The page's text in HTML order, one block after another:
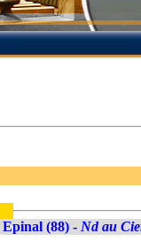
Epinal (88) - Nd au